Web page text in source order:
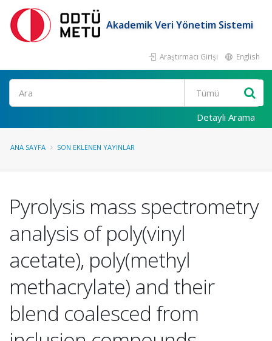
Akademik Veri Yönetim Sistemi
Araştırmacı Girişi English
Ara
Detaylı Arama
ANA SAYFA SON EKLENEN YAYINLAR
Pyrolysis mass spectrometry
analysis of poly(vinyl
acetate), poly(methyl
methacrylate) and their
blend coalesced from